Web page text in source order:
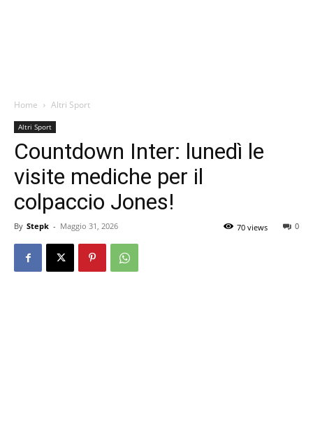
Home Altri Sport
Altri Sport
Countdown Inter: lunedì le
visite mediche per il
colpaccio Jones!
By Stepk - Maggio 31, 2026 0
70 views